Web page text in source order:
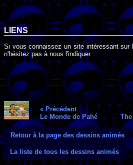
LIENS
Si vous connaissez un site intéressant
n'hésitez pas à nous l'indiquer.
« Précédent
Le Monde de Pahé
Retour à la page des dessins animés
La liste de tous les dessins animés